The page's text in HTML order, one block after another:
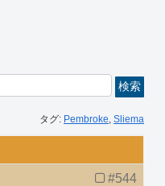
タグ: Pembroke Sliema
#544